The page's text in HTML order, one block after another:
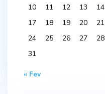
10
11 12 13 14
17
18 19 20 21
24
25 26 27 28
31
« Fev